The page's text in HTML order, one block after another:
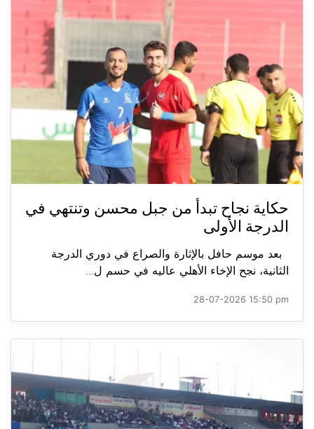
حكاية نجاح تبدأ من جبل محسن وتنتهي في
الدرجة الأولى
بعد موسم حافل بالإثارة والصراع في دوري الدرجة
الثانية، نجح الإخاء الأهلي عاليه في حسم ل...
28-07-2026 15:50 pm